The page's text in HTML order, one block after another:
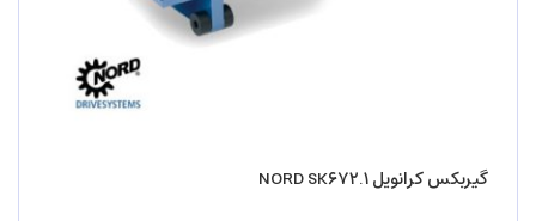
گیربکس کرانویل NORD SK۶۷۲.۱